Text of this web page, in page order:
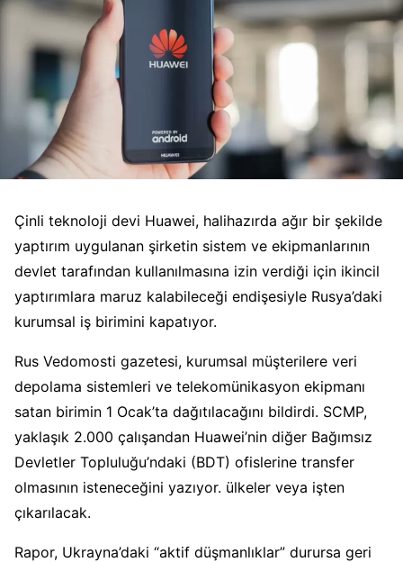
Çinli teknoloji devi Huawei, halihazırda ağır bir şekilde
yaptırım uygulanan şirketin sistem ve ekipmanlarının
devlet tarafından kullanılmasına izin verdiği için ikincil
yaptırımlara maruz kalabileceği endişesiyle Rusya’daki
kurumsal iş birimini kapatıyor.
Rus Vedomosti gazetesi, kurumsal müşterilere veri
depolama sistemleri ve telekomünikasyon ekipmanı
satan birimin 1 Ocak’ta dağıtılacağını bildirdi. SCMP,
yaklaşık 2.000 çalışandan Huawei’nin diğer Bağımsız
Devletler Topluluğu’ndaki (BDT) ofislerine transfer
olmasının isteneceğini yazıyor. ülkeler veya işten
çıkarılacak.
Rapor, Ukrayna’daki “aktif düşmanlıklar” durursa geri